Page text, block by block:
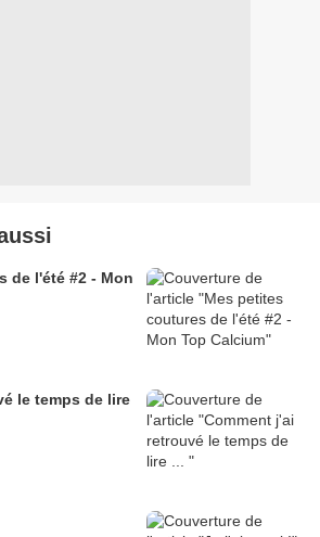
de l'été #2 - Mon
le temps de lire